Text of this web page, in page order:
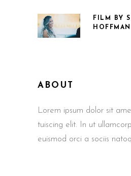
FILM BY
HOFFMAN
ABOUT
Lorem ipsum dolor sit
tuiscing elit. In ut
euismod orci a sociis